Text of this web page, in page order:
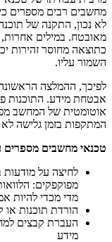
מחשבים רבים מספרים
לא נכון, התקנה של
מאובטח. במילים אחרות,
כתוצאה מחוסר זהירות
השמור עליו.
לפיכך, ההמלצה
אבטחת מידע. התוכנות
אוטומטית של המחשב
המתקפות בזמן גלישה
טכנאי מחשבים מספרים
לחיצה על מודעות
מפוקפקים:
מדי מכדי להיות
הורדת תוכנות
העברת קבצים
מידע